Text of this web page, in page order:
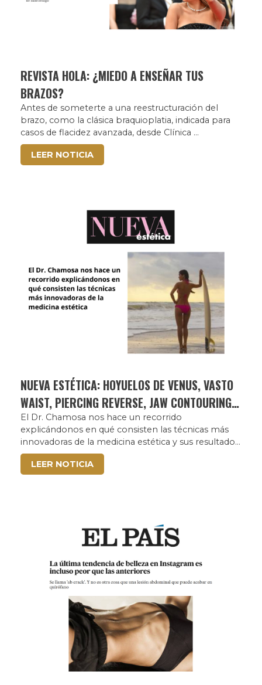
REVISTA HOLA: ¿MIEDO A ENSEÑAR TUS
BRAZOS?
Antes de someterte a una reestructuración del
brazo, como la clásica braquioplatia, indicada para
casos de flacidez avanzada, desde Clínica ...
LEER NOTICIA
NUEVA ESTÉTICA: HOYUELOS DE VENUS, VASTO
WAIST, PIERCING REVERSE, JAW CONTOURING,
MINI-LIFTING DE MÁXIMA PRECISIÓN Y LIFING
DE PIERNAS
El Dr. Chamosa nos hace un recorrido
explicándonos en qué consisten las técnicas más
innovadoras de la medicina estética y sus resultados.
D...
LEER NOTICIA